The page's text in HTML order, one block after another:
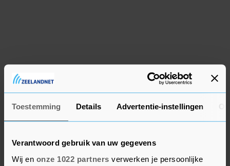
Toestemming Details Advertentie-instellingen
Verantwoord gebruik van uw gegevens
Wij en onze 1022 partners verwerken je persoonlijke